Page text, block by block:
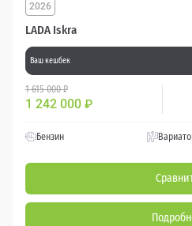
LADA Iskra
2026
Ваш кешбек
1 615 000 ₽
1 242 000 ₽
Бензин